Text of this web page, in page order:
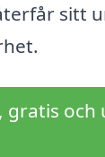
sitt
gratis och